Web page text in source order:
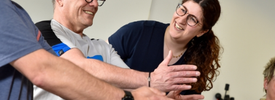
Karriere
Sozialdienste & Zuweisende
Suche